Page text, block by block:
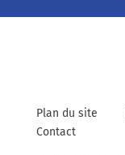
Plan du site
Contact